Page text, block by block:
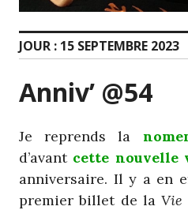
JOUR : 15 SEPTEMBRE 2023
Anniv’ @54
Je reprends la
d’avant cette nouvelle
anniversaire. Il y a en
premier billet de la Vie